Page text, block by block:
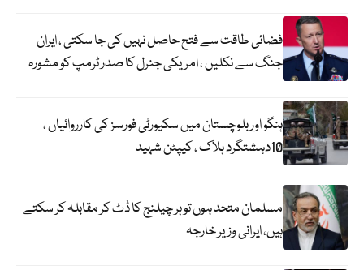
فضائی طاقت سے فتح حاصل نہیں کی جا سکتی ، ایران
جنگ سے نکلیں ، امریکی جنرل کا صدر ٹرمپ کو مشورہ
ہنگو اور بلوچستان میں سکیورٹی فورسز کی کارروائیاں ،
10دہشتگرد ہلاک ، کیپٹن شہید
مسلمان متحد ہوں تو ہر چیلنج کا ڈٹ کر مقابلہ کر سکتے
ہیں، ایرانی وزیر خارجہ